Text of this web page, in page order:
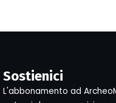
Sostienici
L'abbonamento ad